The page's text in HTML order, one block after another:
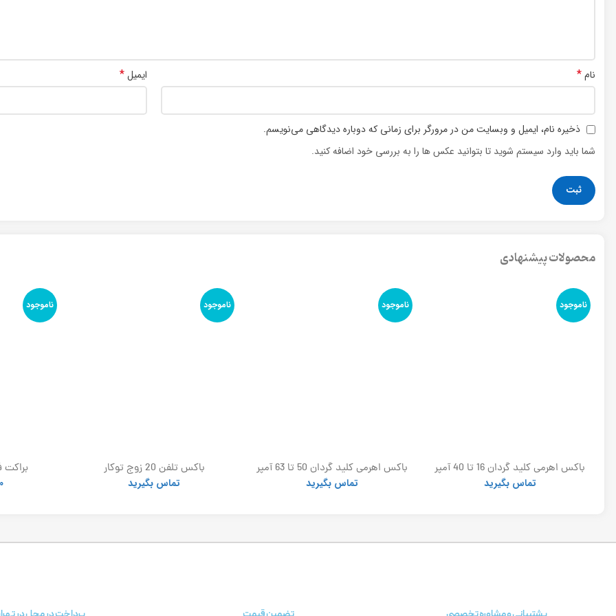
نام* ایمیل*
ذخیره نام، ایمیل و وبسایت من در مرورگر برای زمانی که دوباره دیدگاهی می‌نویسم.
شما باید وارد سیستم شوید تا بتوانید عکس ها را به بررسی خود اضافه کنید.
محصولات پیشنهادی
ناموجود
باکس اهرمی کلید گردان 16 تا 40 آمپر
الکترو کاوه
تماس بگیرید
ناموجود
باکس اهرمی کلید گردان 50 تا 63 آمپر
الکتروکاوه
تماس بگیرید
ناموجود
باکس تلفن 20 زوج توکار
تماس بگیرید
ناموجود
براکت